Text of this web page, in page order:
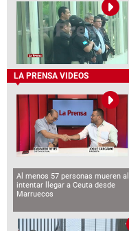
LA PRENSA VIDEOS
Al menos 57 personas mueren al
intentar llegar a Ceuta desde
Marruecos